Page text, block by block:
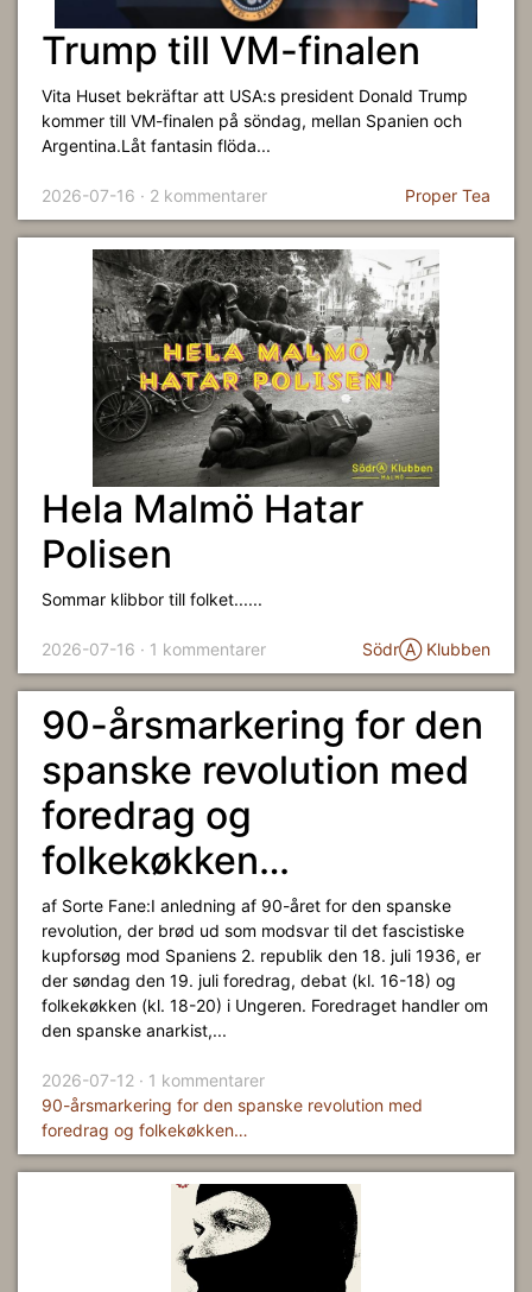
Trump till VM-finalen
Vita Huset bekräftar att USA:s president Donald Trump
kommer till VM-finalen på söndag, mellan Spanien och
Argentina.Låt fantasin flöda...
2026-07-16 · 2 kommentarer Proper Tea
Hela Malmö Hatar
Polisen
Sommar klibbor till folket......
2026-07-16 · 1 kommentarer SödrⒶ Klubben
90-årsmarkering for den
spanske revolution med
foredrag og
folkekøkken…
af Sorte Fane:I anledning af 90-året for den spanske
revolution, der brød ud som modsvar til det fascistiske
kupforsøg mod Spaniens 2. republik den 18. juli 1936, er
der søndag den 19. juli foredrag, debat (kl. 16-18) og
folkekøkken (kl. 18-20) i Ungeren. Foredraget handler om
den spanske anarkist,...
2026-07-12 · 1 kommentarer
90-årsmarkering for den spanske revolution med
foredrag og folkekøkken…